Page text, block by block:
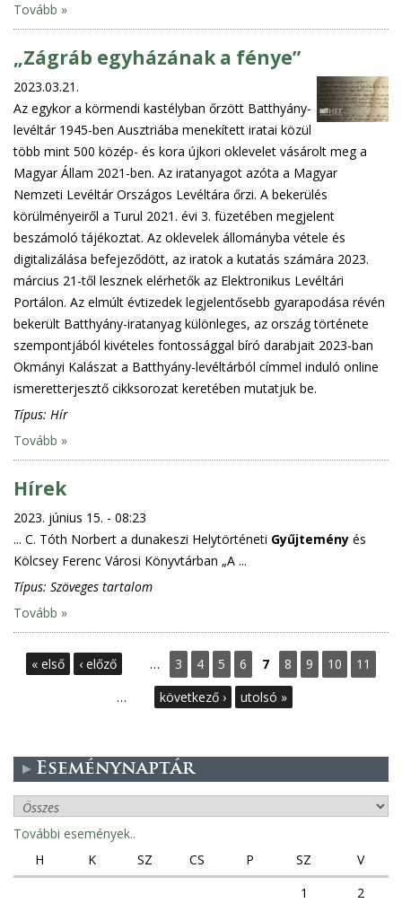
Tovább »
„Zágráb egyházának a fénye”
2023.03.21.
Az egykor a körmendi kastélyban őrzött Batthyány-
levéltár 1945-ben Ausztriába menekített iratai közül
több mint 500 közép- és kora újkori oklevelet vásárolt meg a
Magyar Állam 2021-ben. Az iratanyagot azóta a Magyar
Nemzeti Levéltár Országos Levéltára őrzi. A bekerülés
körülményeiről a Turul 2021. évi 3. füzetében megjelent
beszámoló tájékoztat. Az oklevelek állományba vétele és
digitalizálása befejeződött, az iratok a kutatás számára 2023.
március 21-től lesznek elérhetők az Elektronikus Levéltári
Portálon. Az elmúlt évtizedek legjelentősebb gyarapodása révén
bekerült Batthyány-iratanyag különleges, az ország története
szempontjából kivételes fontossággal bíró darabjait 2023-ban
Okmányi Kalászat a Batthyány-levéltárból címmel induló online
ismeretterjesztő cikksorozat keretében mutatjuk be.
Típus: Hír
Tovább »
Hírek
2023. június 15. - 08:23
... C. Tóth Norbert a dunakeszi Helytörténeti Gyűjtemény és
Kölcsey Ferenc Városi Könyvtárban „A ...
Típus: Szöveges tartalom
Tovább »
O
a
l
« első ‹ előző … 3 4 5 6 7 8 9 10
11
…
következő › utolsó »
Eseménynaptár
További események..
H
K SZ CS P SZ
V
1
2